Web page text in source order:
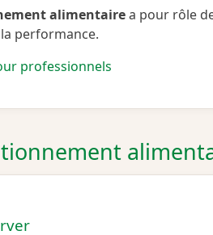
alimentairea pour rôle
performance.
professionnels